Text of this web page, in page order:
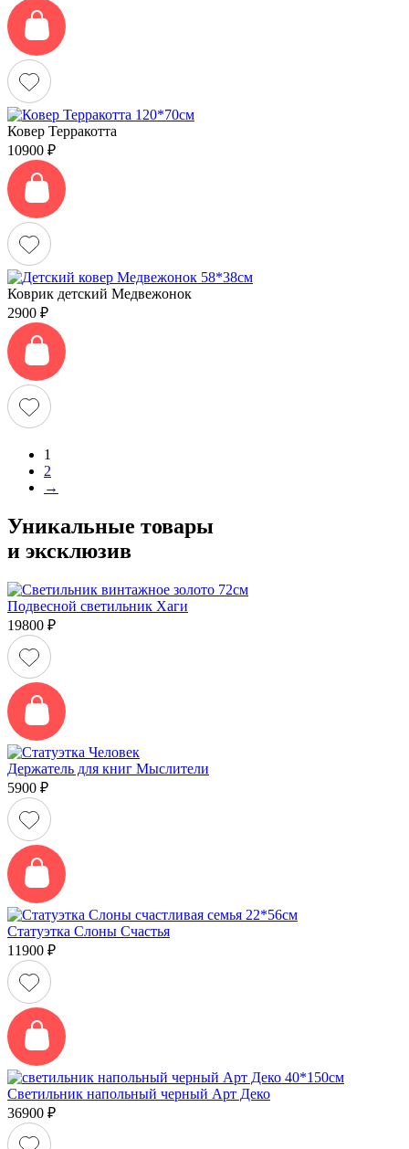
Ковер Терракотта
10900 ₽
Коврик детский Медвежонок
2900 ₽
1
2
→
Уникальные товары
и эксклюзив
Подвесной светильник Хаги
19800 ₽
Держатель для книг Мыслители
5900 ₽
Статуэтка Слоны Счастья
11900 ₽
Светильник напольный черный Арт Деко
36900 ₽